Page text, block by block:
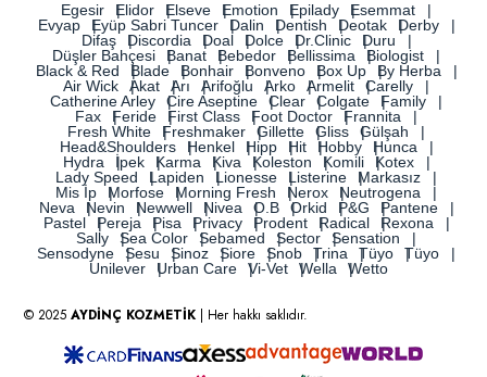
Egesir Elidor Elseve Emotion Epilady
Esemmat
Evyap
Eyüp Sabri Tuncer Dalin Dentish Deotak
Derby
Difaş
Discordia Doal Dolce Dr.Clinic
Duru
Düşler Bahçesi
Banat Bebedor Bellissima
Biologist
Black & Red
Blade Bonhair Bonveno Box Up
By Herba
Air Wick
Akat Arı Arifoğlu Arko Armelit
Carelly
Catherine Arley
Cire Aseptine Clear Colgate
Family
Fax
Feride First Class Foot Doctor
Frannita
Fresh White
Freshmaker Gillette Gliss
Gülşah
Head&Shoulders
Henkel Hipp Hit Hobby
Hunca
Hydra
İpek Karma Kiva Koleston Komili
Kotex
Lady Speed
Lapiden Lionesse Listerine
Markasız
Mis İp
Morfose Morning Fresh Nerox
Neutrogena
Neva
Nevin Newwell Nivea O.B Orkid P&G
Pantene
Pastel
Pereja Pisa Privacy Prodent Radical
Rexona
Sally
Sea Color Sebamed Sector
Sensation
Sensodyne
Sesu Sinoz Siore Snob Trina Tüyo
Tüyo
Unilever
Urban Care Vi-Vet Wella Wetto
© 2025AYDİNÇ KOZMETİK | Her hakkı saklıdır.